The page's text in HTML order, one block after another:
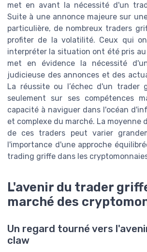
met en avant la nécessité d'un
Suite à une annonce majeure sur
particulière, de nombreux traders
profiter de la volatilité. Ceux qui
interpréter la situation ont été pris
met en évidence la nécessité
judicieuse des annonces et des
La réussite ou l’échec d'un trader
seulement sur ses compétences
capacité à naviguer dans l'océan
et complexe du marché. La moyenne
de ces traders peut varier
l'importance d'une approche
trading griffe dans les
L'avenir du trader
marché des
Un regard tourné vers
claw